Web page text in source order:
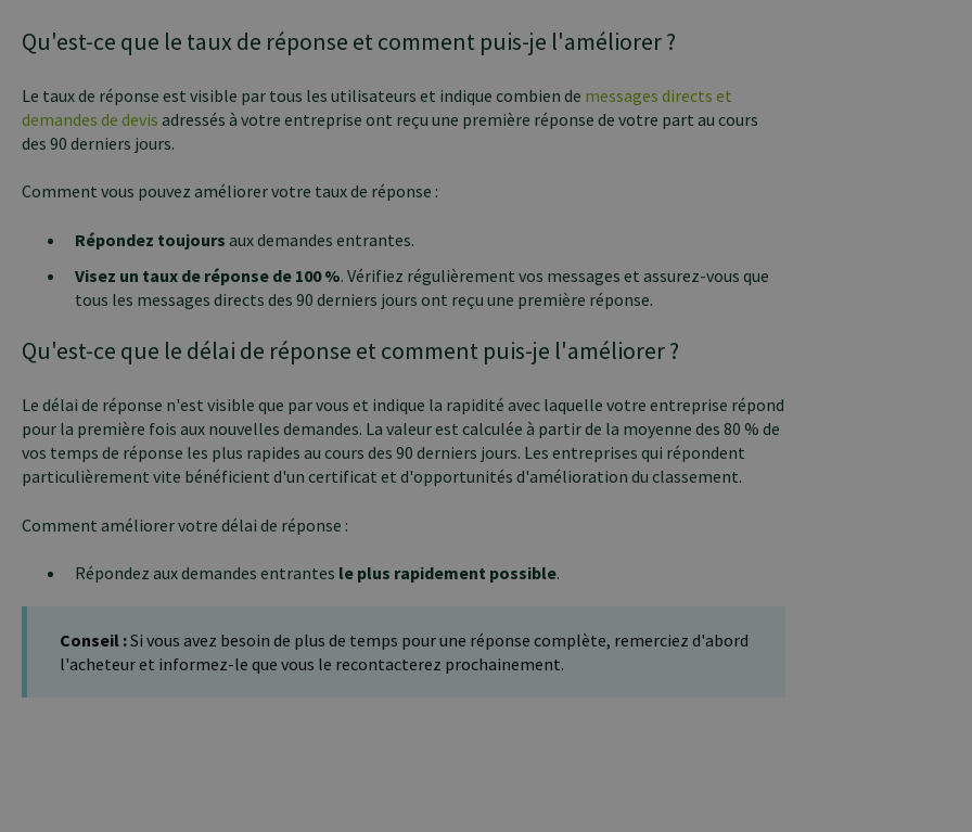
Qu'est-ce que le taux de réponse et comment puis-je l'améliorer ?
Le taux de réponse est visible par tous les utilisateurs et indique combien de messages directs et
demandes de devis adressés à votre entreprise ont reçu une première réponse de votre part au cours
des 90 derniers jours.
Comment vous pouvez améliorer votre taux de réponse :
Répondez toujours aux demandes entrantes.
Visez un taux de réponse de 100 %. Vérifiez régulièrement vos messages et assurez-vous que
tous les messages directs des 90 derniers jours ont reçu une première réponse.
Qu'est-ce que le délai de réponse et comment puis-je l'améliorer ?
Le délai de réponse n'est visible que par vous et indique la rapidité avec laquelle votre entreprise répond
pour la première fois aux nouvelles demandes. La valeur est calculée à partir de la moyenne des 80 % de
vos temps de réponse les plus rapides au cours des 90 derniers jours. Les entreprises qui répondent
particulièrement vite bénéficient d'un certificat et d'opportunités d'amélioration du classement.
Comment améliorer votre délai de réponse :
Répondez aux demandes entrantes le plus rapidement possible.
Conseil :Si vous avez besoin de plus de temps pour une réponse complète, remerciez d'abord
l'acheteur et informez-le que vous le recontacterez prochainement.